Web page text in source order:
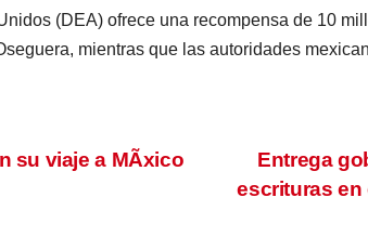
(DEA) ofrece una recompensa de 10
mientras que las autoridades
Entrega
escrituras en
su viaje a MÃxico